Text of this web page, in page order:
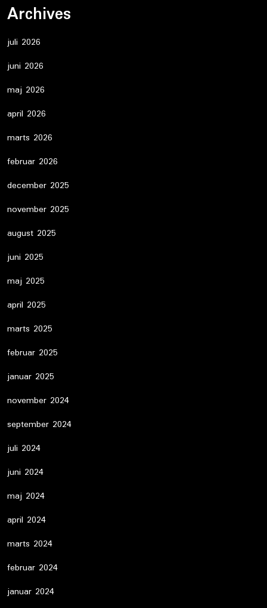
Archives
juli 2026
juni 2026
maj 2026
april 2026
marts 2026
februar 2026
december 2025
november 2025
august 2025
juni 2025
maj 2025
april 2025
marts 2025
februar 2025
januar 2025
november 2024
september 2024
juli 2024
juni 2024
maj 2024
april 2024
marts 2024
februar 2024
januar 2024